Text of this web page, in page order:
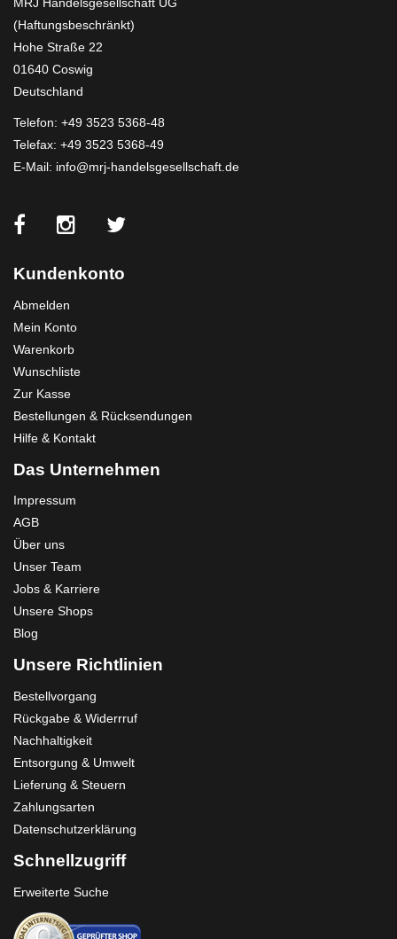
(Haftungsbeschränkt)
Hohe Straße 22
01640 Coswig
Deutschland
Telefon: +49 3523 5368-48
Telefax: +49 3523 5368-49
E-Mail: info@mrj-handelsgesellschaft.de
Kundenkonto
Abmelden
Mein Konto
Warenkorb
Wunschliste
Zur Kasse
Bestellungen & Rücksendungen
Hilfe & Kontakt
Das Unternehmen
Impressum
AGB
Über uns
Unser Team
Jobs & Karriere
Unsere Shops
Blog
Unsere Richtlinien
Bestellvorgang
Rückgabe & Widerrruf
Nachhaltigkeit
Entsorgung & Umwelt
Lieferung & Steuern
Zahlungsarten
Datenschutzerklärung
Schnellzugriff
Erweiterte Suche